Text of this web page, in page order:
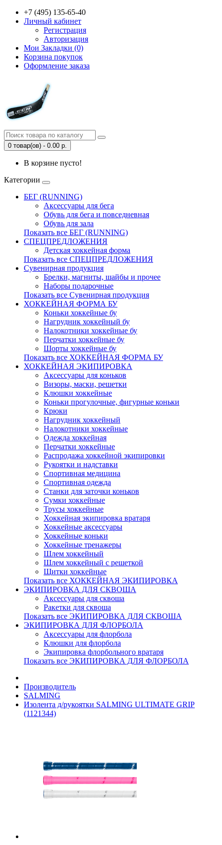
+7 (495) 135-65-40
Личный кабинет
Регистрация
Авторизация
Мои Закладки (0)
Корзина покупок
Оформление заказа
0 товар(ов) - 0.00 р.
В корзине пусто!
Категории
БЕГ (RUNNING)
Аксессуары для бега
Обувь для бега и повседневная
Обувь для зала
Показать все БЕГ (RUNNING)
СПЕЦПРЕДЛОЖЕНИЯ
Детская хоккейная форма
Показать все СПЕЦПРЕДЛОЖЕНИЯ
Сувенирная продукция
Брелки, магниты, шайбы и прочее
Наборы подарочные
Показать все Сувенирная продукция
ХОККЕЙНАЯ ФОРМА БУ
Коньки хоккейные бу
Нагрудник хоккейный бу
Налокотники хоккейные бу
Перчатки хоккейные бу
Шорты хоккейные бу
Показать все ХОККЕЙНАЯ ФОРМА БУ
ХОККЕЙНАЯ ЭКИПИРОВКА
Аксессуары для коньков
Визоры, маски, решетки
Клюшки хоккейные
Коньки прогулочные, фигурные коньки
Крюки
Нагрудник хоккейный
Налокотники хоккейные
Одежда хоккейная
Перчатки хоккейные
Распродажа хоккейной экипировки
Рукоятки и надставки
Спортивная медицина
Спортивная одежда
Станки для заточки коньков
Сумки хоккейные
Трусы хоккейные
Хоккейная экипировка вратаря
Хоккейные аксессуары
Хоккейные коньки
Хоккейные тренажеры
Шлем хоккейный
Шлем хоккейный с решеткой
Щитки хоккейные
Показать все ХОККЕЙНАЯ ЭКИПИРОВКА
ЭКИПИРОВКА ДЛЯ СКВОША
Аксессуары для сквоша
Ракетки для сквоша
Показать все ЭКИПИРОВКА ДЛЯ СКВОША
ЭКИПИРОВКА ДЛЯ ФЛОРБОЛА
Аксессуары для флорбола
Клюшки для флорбола
Экипировка флорбольного вратаря
Показать все ЭКИПИРОВКА ДЛЯ ФЛОРБОЛА
Производитель
SALMING
Изолента д/рукоятки SALMING ULTIMATE GRIP
(1121344)